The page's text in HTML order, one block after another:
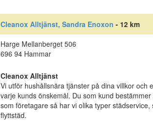
Cleanox Alltjänst, Sandra Enoxon - 12 km
Harge Mellanberget 506
696 94 Hammar
Cleanox Alltjänst
Vi utför hushållsnära tjänster på dina villkor och
varje kunds önskemål. Du som kund
som företagare så har vi olika typer
flyttstäd.